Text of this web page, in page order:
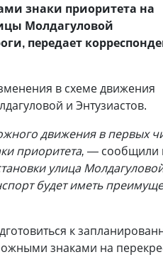
знаки приоритета на
Молдагуловой
передает
в схеме движения
и Энтузиастов.
движения в первых
приоритета, — сообщили
улица
будет иметь
к
знаками на